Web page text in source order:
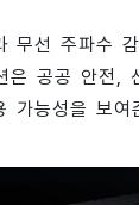
무선 주파수
은 공공 안전,
가능성을 보여